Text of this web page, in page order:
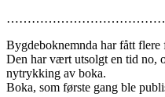
Bygdeboknemnda har fått
Den har vært utsolgt en tid no,
nytrykking av boka.
Boka, som første gang ble